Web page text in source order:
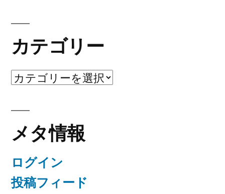
カテゴリー
カ
リ
ー
メタ情報
ログイン
投稿フィード